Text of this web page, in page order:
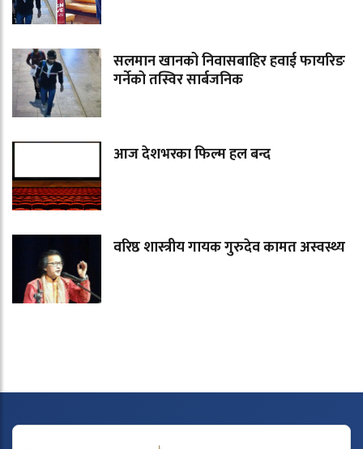
सलमान खानको निवासबाहिर हवाई फायरिङ
गर्नेको तस्विर सार्बजनिक
आज देशभरका फिल्म हल बन्द
वरिष्ठ शास्त्रीय गायक गुरुदेव कामत अस्वस्थ्य